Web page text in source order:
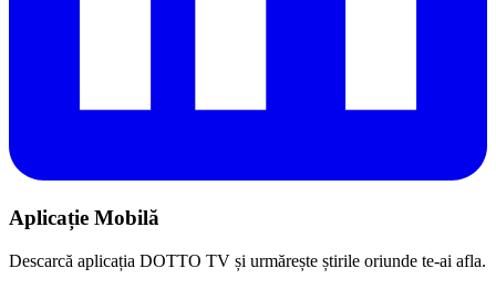
Aplicație Mobilă
Descarcă aplicația DOTTO TV și urmărește știrile oriunde te-ai afla.